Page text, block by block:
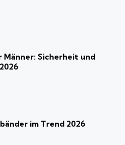
Sicherheit und
im Trend 2026